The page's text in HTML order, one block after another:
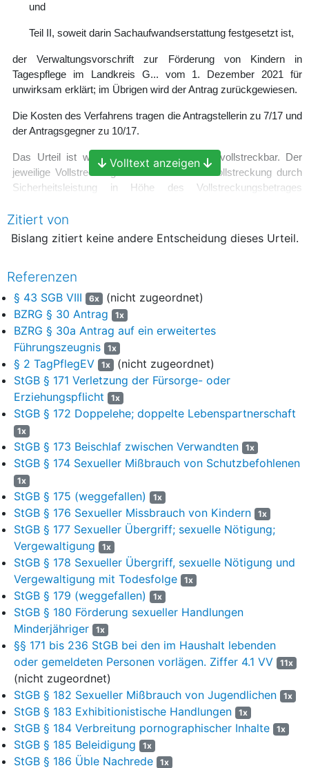
und
Teil II, soweit darin Sachaufwandserstattung festgesetzt ist,
der Verwaltungsvorschrift zur Förderung von Kindern in
Tagespflege im Landkreis G... vom 1. Dezember 2021 für
unwirksam erklärt; im Übrigen wird der Antrag zurückgewiesen.
Die Kosten des Verfahrens tragen die Antragstellerin zu 7/17 und
der Antragsgegner zu 10/17.
Das Urteil ist wegen der Kosten vorläufig vollstreckbar. Der
jeweilige Vollstreckungsschuldner darf die Vollstreckung durch
Sicherheitsleistung in Höhe des Vollstreckungsbetrages
der Vollstreckung Sicherheit in gleicher Höhe leistet.
Die Revision wird nicht zugelassen.
Tatbestand
1
Die Antragstellerin betreut in ihrem Haushalt mit behördlicher
Erlaubnis bis zu fünf Kinder und erhält hierfür eine Vergütung
durch den Landkreis G... als Träger der Jugendhilfe.
2
Das Verhältnis der Kindertagespflegepersonen im Landkreis
G... ist in der „Verwaltungsvorschrift zur Förderung von
Kindern in der Tagespflege im Landkreis G...“ geregelt.
3
Die aktuell gültige Verwaltungsvorschrift (VV) ist von dem
Jugendhilfeausschuss am 19. Mai 2021 und von dem
Kreistag am 1. Dezember 2021 beschlossen worden. Die
Verwaltungsvorschrift wurde nicht im Amtsblatt des
Antragsgegners veröffentlicht. Sie ist am 1. Januar 2022 in Kraft
getreten (vgl. Teil II Ziffer 6 VV).
4
Die Verwaltungsvorschrift besteht aus zwei Teilen. Teil I
(Allgemeiner Teil) nennt die Rechtsgrundlagen und enthält
Vorgaben zu den Aufgaben des örtlichen Trägers der öffentlichen
Jugendhilfe, den Grundsätzen für die Erteilung der
Pflegeerlaubnis gemäß§ 43 SGB VIII, den Pflichten der
Tagespflegeperson, der Beratung und Begleitung der
Tagespflegeperson sowie der Vertragsgestaltung. Die finanzielle
Förderung, die die Tagespflegeperson vom Jugendamt erhält,
richtet sich grundsätzlich nach den Vorgaben von Teil II der
Verwaltungsvorschrift. Insoweit wird vor allem der Sachaufwand
inklusive Verpflegung entschädigt und ein Betrag zur
Anerkennung der Förderungsleistung geleistet. Die
Verwaltungsvorschrift sieht zudem Erstattungsregelungen für
nachgewiesene Aufwendungen für Beiträge zur
Unfallversicherung, zur angemessenen Alterssicherung sowie
zur Kranken- und Pflegeversicherung vor.
5 Mit ihrem am 29. November 2022 bei Gericht eingegangenen
Volltext anzeigen
Zitiert von
Bislang zitiert keine andere Entscheidung dieses Urteil.
Referenzen
§ 43 SGB VIII 6x (nicht zugeordnet)
BZRG § 30 Antrag
1x
BZRG § 30a Antrag auf ein erweitertes
Führungszeugnis
1x
§ 2 TagPflegEV 1x (nicht zugeordnet)
StGB § 171 Verletzung der Fürsorge- oder
Erziehungspflicht
1x
StGB § 172 Doppelehe; doppelte Lebenspartnerschaft
1x
StGB § 173 Beischlaf zwischen Verwandten 1x
StGB § 174 Sexueller Mißbrauch von Schutzbefohlenen
1x
StGB § 175 (weggefallen) 1x
StGB § 176 Sexueller Missbrauch von Kindern 1x
StGB § 177 Sexueller Übergriff; sexuelle Nötigung;
Vergewaltigung
1x
StGB § 178 Sexueller Übergriff, sexuelle Nötigung und
Vergewaltigung mit Todesfolge
1x
StGB § 179 (weggefallen) 1x
StGB § 180 Förderung sexueller Handlungen
Minderjähriger
1x
§§ 171 bis 236 StGB bei den im Haushalt lebenden
oder gemeldeten Personen vorlägen. Ziffer 4.1 VV
11x
(nicht zugeordnet)
StGB § 182 Sexueller Mißbrauch von Jugendlichen
1x
StGB § 183 Exhibitionistische Handlungen 1x
StGB § 184 Verbreitung pornographischer Inhalte 1x
StGB § 185 Beleidigung 1x
StGB § 186 Üble Nachrede 1x